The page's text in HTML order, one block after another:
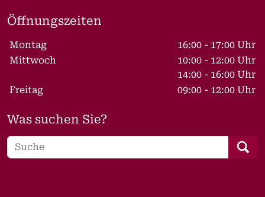
Öffnungszeiten
Wochentage / Monate
Öffnungszeiten / Hinweise
Montag
16:00 - 17:00 Uhr
Mittwoch
10:00 - 12:00 Uhr
14:00 - 16:00 Uhr
Freitag
09:00 - 12:00 Uhr
Was suchen Sie?